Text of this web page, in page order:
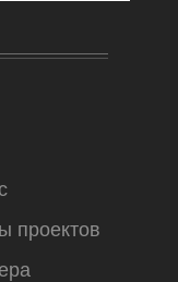
проектов